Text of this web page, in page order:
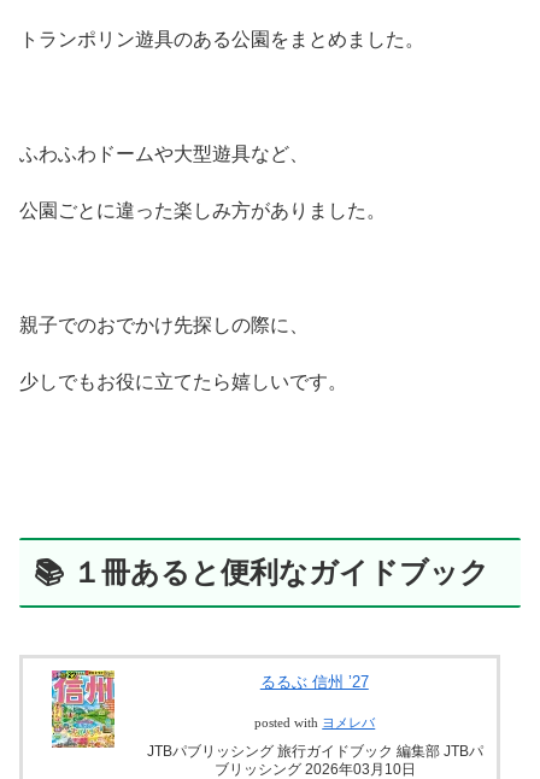
トランポリン遊具のある公園をまとめました。
ふわふわドームや大型遊具など、
公園ごとに違った楽しみ方がありました。
親子でのおでかけ先探しの際に、
少しでもお役に立てたら嬉しいです。
📚 １冊あると便利なガイドブック
るるぶ 信州 ’27
posted with ヨメレバ
JTBパブリッシング 旅行ガイドブック 編集部 JTBパ
ブリッシング 2026年03月10日